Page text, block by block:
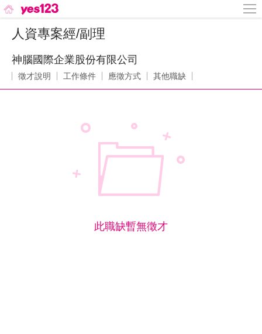
人資專案經/副理
神腦國際企業股份有限公司
徵才說明 工作條件 應徵方式 其他職缺
此職缺暫無徵才